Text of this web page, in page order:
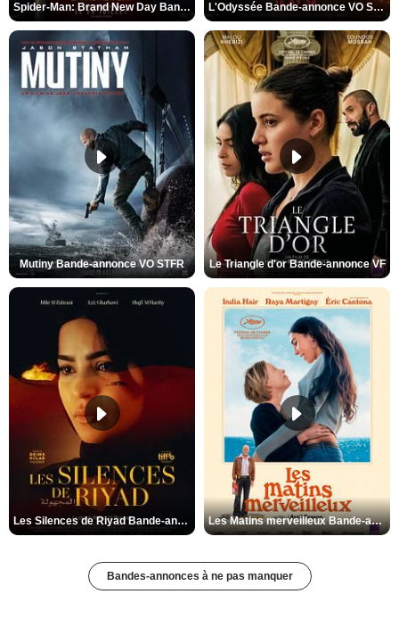
Spider-Man: Brand New Day Bande-annonce VO STFR L'Odyssée Bande-annonce VO STFR
Mutiny Bande-annonce VO STFR Le Triangle d'or Bande-annonce VF
Les Silences de Riyad Bande-annonce VO STFR Les Matins merveilleux Bande-annonce VF
Bandes-annonces à ne pas manquer